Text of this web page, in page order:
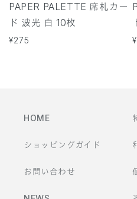
PAPER PALETTE 席札カー
ド 波光 白 10枚
通
¥275
HOME
ショッピングガイド
お問い合わせ